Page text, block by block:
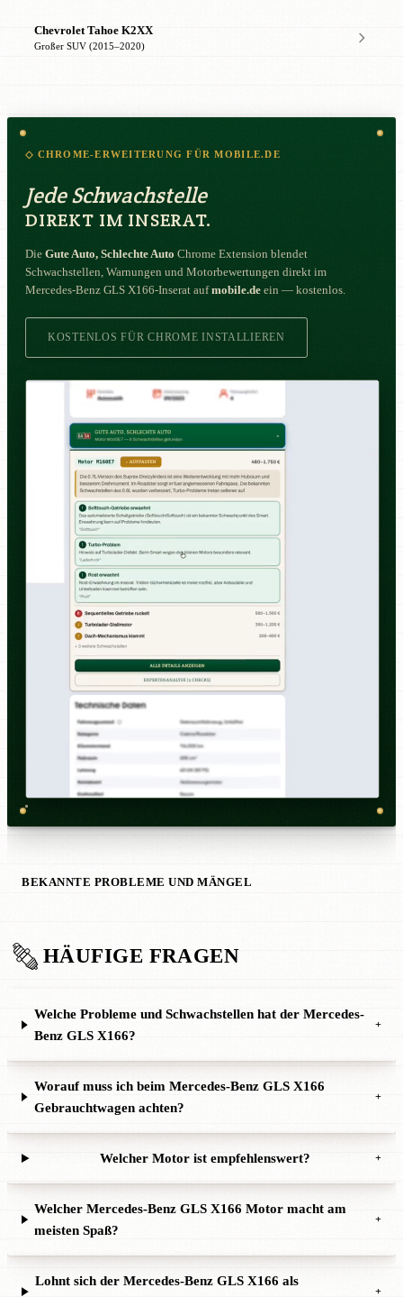
Chevrolet Tahoe K2XX
Großer SUV (2015–2020)
◇ CHROME-ERWEITERUNG FÜR MOBILE.DE
Jede Schwachstelle
DIREKT IM INSERAT.
Die Gute Auto, Schlechte Auto Chrome Extension blendet
Schwachstellen, Warnungen und Motorbewertungen direkt im
Mercedes-Benz GLS X166-Inserat aufmobile.de ein — kostenlos.
KOSTENLOS FÜR CHROME INSTALLIEREN
BEKANNTE PROBLEME UND MÄNGEL
HÄUFIGE FRAGEN
Welche Probleme und Schwachstellen hat der Mercedes-
Benz GLS X166?
+
Worauf muss ich beim Mercedes-Benz GLS X166
Gebrauchtwagen achten?
+
Welcher Motor ist empfehlenswert? +
Welcher Mercedes-Benz GLS X166 Motor macht am
meisten Spaß?
+
Lohnt sich der Mercedes-Benz GLS X166 als
+